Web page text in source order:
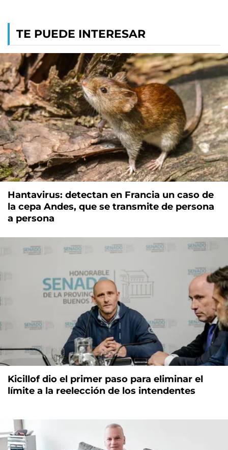
TE PUEDE INTERESAR
Hantavirus: detectan en Francia un caso de
la cepa Andes, que se transmite de persona
a persona
Kicillof dio el primer paso para eliminar el
límite a la reelección de los intendentes